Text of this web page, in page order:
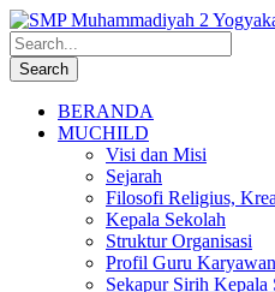
BERANDA
MUCHILD
Visi dan Misi
Sejarah
Filosofi Religius,
Kepala Sekolah
Struktur Organisasi
Profil Guru Karyawan
Sekapur Sirih Kepala